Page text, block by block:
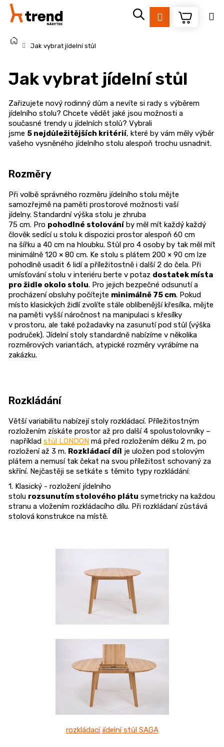
Přejít
obsah
Přihlášení
Jak vybrat jídelní stůl
Jak vybrat jídelní stůl
Zařizujete nový rodinný dům a nevíte si rady s výběrem
jídelního stolu? Chcete vědět jaké jsou možnosti a
současné trendy u jídelních stolů? Vybrali
jsme 5 nejdůležitějších kritérií, které by vám měly výběr
vašeho vysněného jídelního stolu alespoň trochu usnadnit.
Rozměry
Při volbě správného rozměru jídelního stolu mějte
samozřejmě na paměti prostorové možnosti vaší
jídelny. Standardní výška stolu je zhruba
75 cm. Pro pohodlné stolování by měl mít každý každý
člověk sedícíu stolu k dispozici prostor alespoň 60 cm
na šířku a 40 cm na hloubku. Stůl pro 4 osoby by tak měl mít
minimálně 120 × 80 cm. Ke stolu s plátem 200 × 90 cm lze
pohodlně usadit 6 lidí a příležitostně i další 2 do čela. Při
umísťování stolu v interiéru berte v potaz dostatek místa
pro židle okolo stolu. Pro jejich bezpečné odsunutí a
procházení obsluhy počítejte minimálně 75 cm. Pokud
místo klasických židlí zvolíte stále oblíbenější křesílka, mějte
na paměti vyšší náročnost na manipulaci s křesílky
v prostoru, ale také požadavky na zasunutí pod stůl (výška
područek). Jídelní stoly standardně nabízíme v několika
rozměrových variantách, atypické rozměry vyrábíme na
zakázku.
Rozkládání
Větší variabilitu nabízejí stoly rozkládací. Příležitostným
rozložením získáte prostor až pro další 4 spolustolovníky –
například stůl LONDON má před rozložením délku 2 m, po
rozloženíaž 3 m. Rozkládací díl je uložen pod stolovým
plátem a nemusí tak čekat na svou příležitost schovaný za
skříní. Nejčastěji se setkáte s těmito typy rozkládání:
1. Klasický - rozložení jídelního
stolu rozsunutím stolového plátu symetricky na každou
stranu a vložením rozkládacího dílu. Při rozkládaní zůstává
stolová konstrukce na místě.
rozkládací jídelní stůl SAGA
Zpět
Zpět
HLEDAT